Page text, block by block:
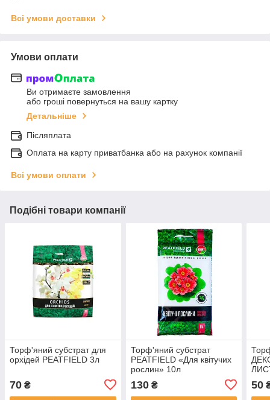
Всі умови доставки
Умови оплати
Ви отримаєте замовлення
або гроші повернуться на вашу картку
Детальніше
Післяплата
Оплата на карту приватбанка або на рахунок компанії
Всі умови оплати
Подібні товари компанії
Торф'яний субстрат для
орхідей PEATFIELD 3л
70 ₴
Торф'яний субстрат
PEATFIELD «Для квітучих
рослин» 10л
130₴ 50